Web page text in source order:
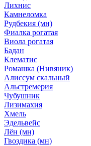
Лихнис
Камнеломка
Рудбекия (мн)
Фиалка рогатая
Виола рогатая
Бадан
Клематис
Ромашка (Нивяник)
Алиссум скальный
Альстремерия
Чубушник
Лизимахия
Хмель
Эдельвейс
Лён (мн)
Гвоздика (мн)